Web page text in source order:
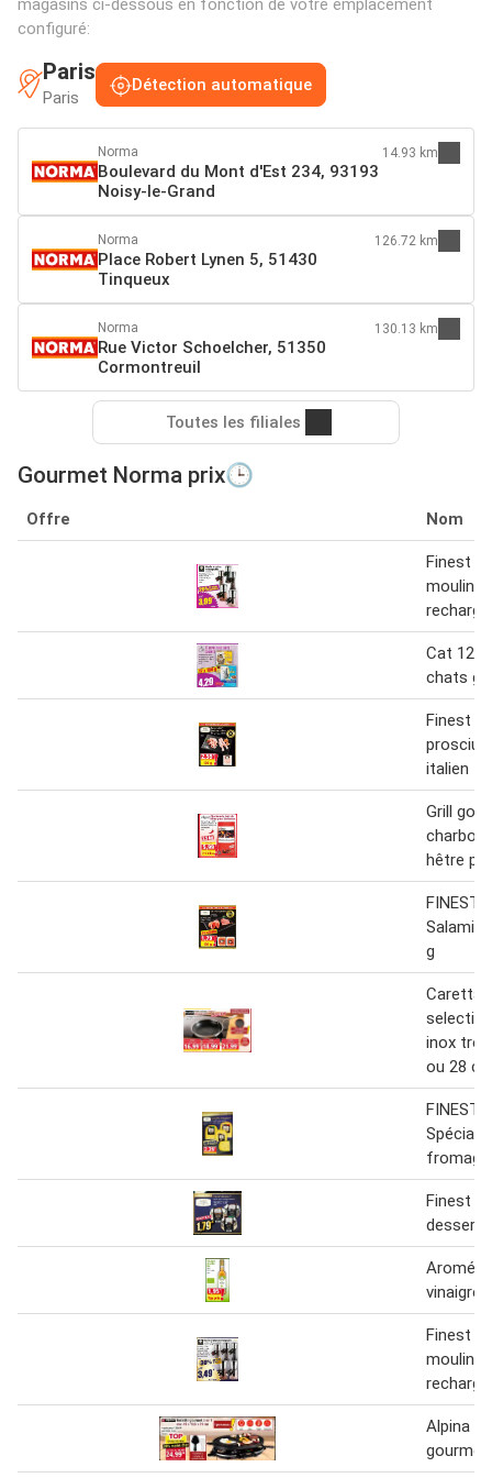
magasins ci-dessous en fonction de votre emplacement
configuré:
Paris
Paris
Détection automatique
Norma
Boulevard du Mont d'Est 234, 93193
Noisy-le-Grand
14.93 km
Norma
Place Robert Lynen 5, 51430
Tinqueux
126.72 km
Norma
Rue Victor Schoelcher, 51350
Cormontreuil
130.13 km
Toutes les filiales
Gourmet Norma prix🕒
Offre Nom
Finest
moulin à
Cat 12
chats
Finest
italien
Grill
charbon
hêtre
FINEST
Salami
g
Caretta
inox
ou 28
FINEST
Finest
dessert
Aromé
vinaigre
Finest
moulin à
Alpina
gourmet